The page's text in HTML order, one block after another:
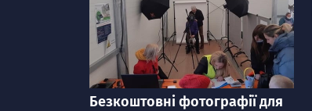
категорія
Безкоштовні фотографії для